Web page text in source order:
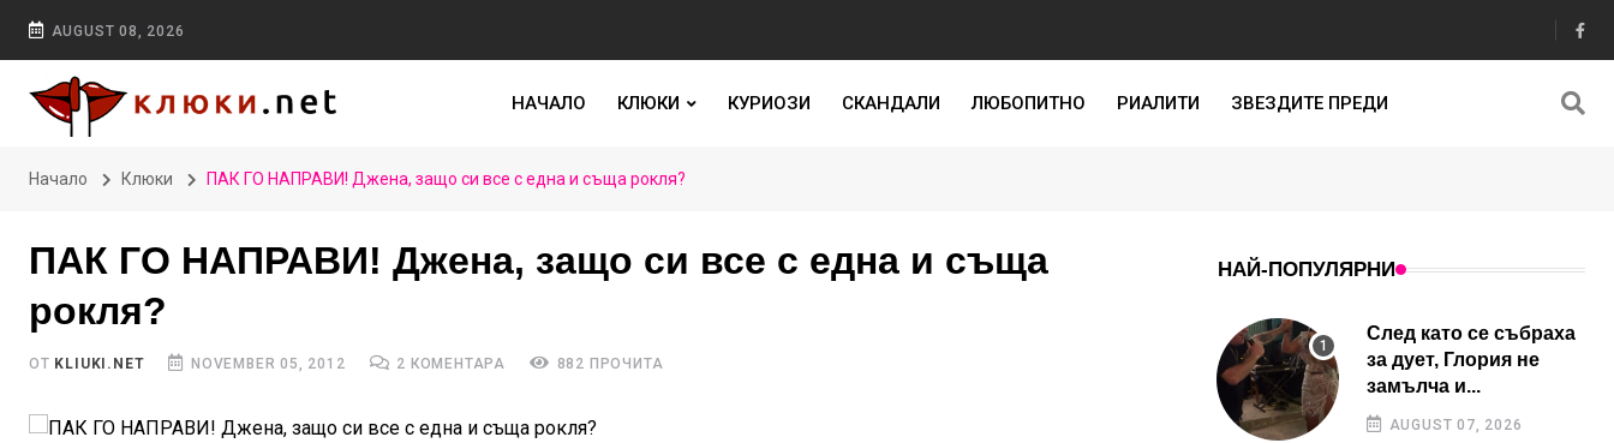
AUGUST 08, 2026
НАЧАЛО КЛЮКИ КУРИОЗИ СКАНДАЛИ ЛЮБОПИТНО РИАЛИТИ ЗВЕЗДИТЕ ПРЕДИ
Начало Клюки ПАК ГО НАПРАВИ! Джена, защо си все с една и съща рокля?
ПАК ГО НАПРАВИ! Джена, защо си все с една и съща
рокля?
ОТ KLIUKI.NET NOVEMBER 05, 2012 2 КОМЕНТАРА 882 ПРОЧИТА
НАЙ-ПОПУЛЯРНИ
След като се събраха
за дует, Глория не
замълча и...
AUGUST 07, 2026